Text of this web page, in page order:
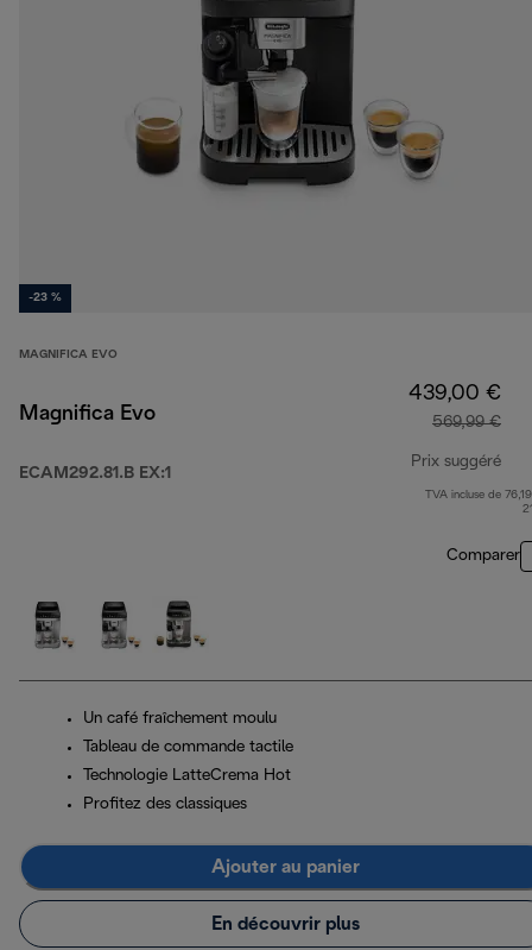
-23 %
MAGNIFICA EVO
Magnifica Evo
ECAM292.81.B EX:1
439,00 €
569,99 €
Prix suggéré
TVA incluse de
Comparer
Un café fraîchement moulu
Tableau de commande tactile
Technologie LatteCrema Hot
Profitez des classiques
Ajouter au panier
En découvrir plus